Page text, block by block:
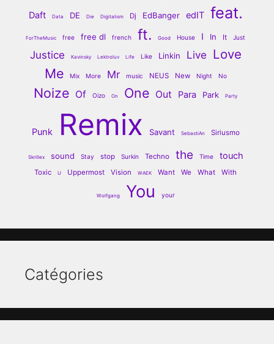
Daft Data DE Die Digitalism Dj EdBanger edIT feat.
ForTheMusic free free dl french ft. Good House I In It Just
Justice Kavinsky Lektroluv Life Like Linkin Live Love
Me Mix More Mr music NEUS New Night No
Noize Of Oizo On One Out Para Park Party
Punk Remix Savant SebastiAn Siriusmo
Skrillex sound Stay stop Surkin Techno the Time touch
Toxic U Uppermost Vision WAEK Want We What With
Wolfgang You your
Catégories